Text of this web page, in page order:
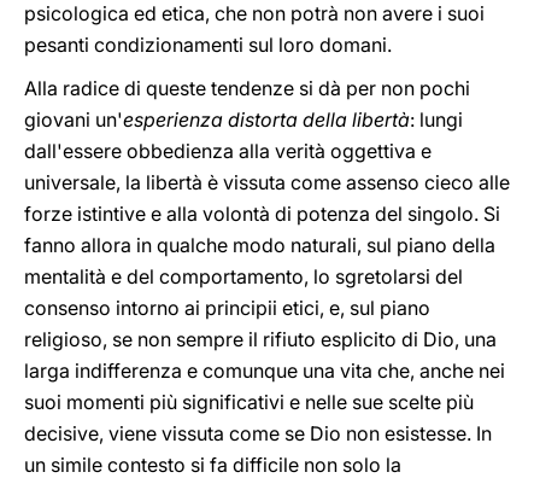
psicologica ed etica, che non potrà non avere i suoi
pesanti condizionamenti sul loro domani.
Alla radice di queste tendenze si dà per non pochi
giovani un'esperienza distorta della libertà: lungi
dall'essere obbedienza alla verità oggettiva e
universale, la libertà è vissuta come assenso cieco alle
forze istintive e alla volontà di potenza del singolo. Si
fanno allora in qualche modo naturali, sul piano della
mentalità e del comportamento, lo sgretolarsi del
consenso intorno ai principii etici, e, sul piano
religioso, se non sempre il rifiuto esplicito di Dio, una
larga indifferenza e comunque una vita che, anche nei
suoi momenti più significativi e nelle sue scelte più
decisive, viene vissuta come se Dio non esistesse. In
un simile contesto si fa difficile non solo la